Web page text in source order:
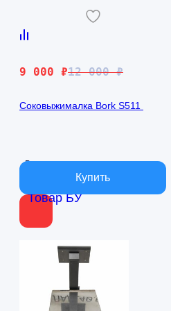
Товар БУ
12 000₽
Первоначальная
составляла
9 000 ₽
Текущая
9
Соковыжималка Bork S511
В наличии